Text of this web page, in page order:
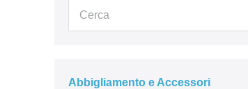
Abbigliamento e Accessori